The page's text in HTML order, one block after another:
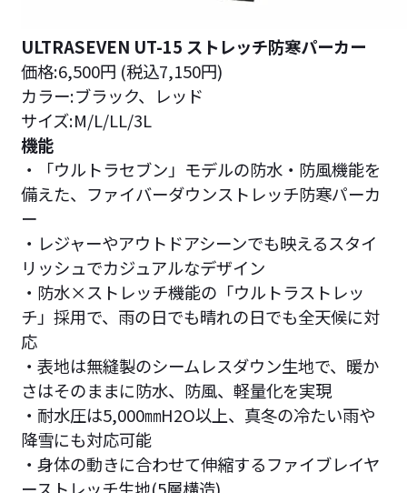
ULTRASEVEN UT-15 ストレッチ防寒パーカー
価格:6,500円 (税込7,150円)
カラー:ブラック、レッド
サイズ:M/L/LL/3L
機能
・「ウルトラセブン」モデルの防水・防風機能を
備えた、ファイバーダウンストレッチ防寒パーカ
ー
・レジャーやアウトドアシーンでも映えるスタイ
リッシュでカジュアルなデザイン
・防水×ストレッチ機能の「ウルトラストレッ
チ」採用で、雨の日でも晴れの日でも全天候に対
応
・表地は無縫製のシームレスダウン生地で、暖か
さはそのままに防水、防風、軽量化を実現
・耐水圧は5,000㎜H2O以上、真冬の冷たい雨や
降雪にも対応可能
・身体の動きに合わせて伸縮するファイブレイヤ
ーストレッチ生地(5層構造)